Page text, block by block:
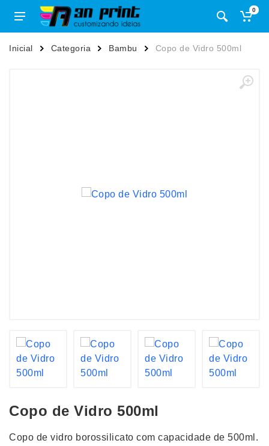
0
Inicial Categoria Bambu Copo de Vidro 500ml
Copo de Vidro 500ml
Copo de vidro borossilicato com capacidade de 500ml.